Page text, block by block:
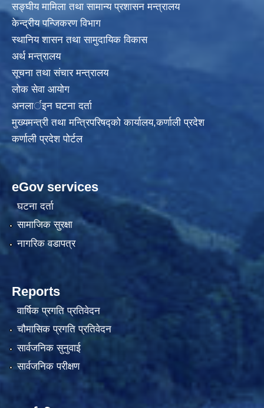
सङ्घीय मामिला तथा सामान्य प्रशासन मन्त्रालय
केन्द्रीय पन्जिकरण विभाग
स्थानिय शासन तथा सामुदायिक विकास
अर्थ मन्त्रालय
सूचना तथा संचार मन्त्रालय
लोक सेवा आयोग
अनलार्इन घटना दर्ता
मुख्यमन्त्री तथा मन्त्रिपरिषद्को कार्यालय,कर्णाली प्रदेश
कर्णाली प्रदेश पोर्टल
eGov services
घटना दर्ता
सामाजिक सुरक्षा
नागरिक वडापत्र
Reports
वार्षिक प्रगति प्रतिवेदन
चौमासिक प्रगति प्रतिवेदन
सार्वजनिक सुनुवाई
सार्वजनिक परीक्षण